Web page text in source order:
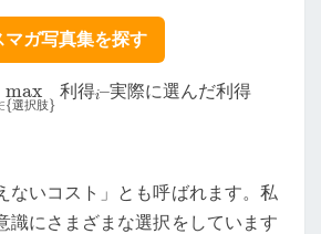
ガ写真集を探す
利 得 実 際 に 選 ん だ利 得
i∈{選択肢} 利得i–
実際に選んだ利得
ないコスト」とも呼ばれます。私
識にさまざまな選択をしています